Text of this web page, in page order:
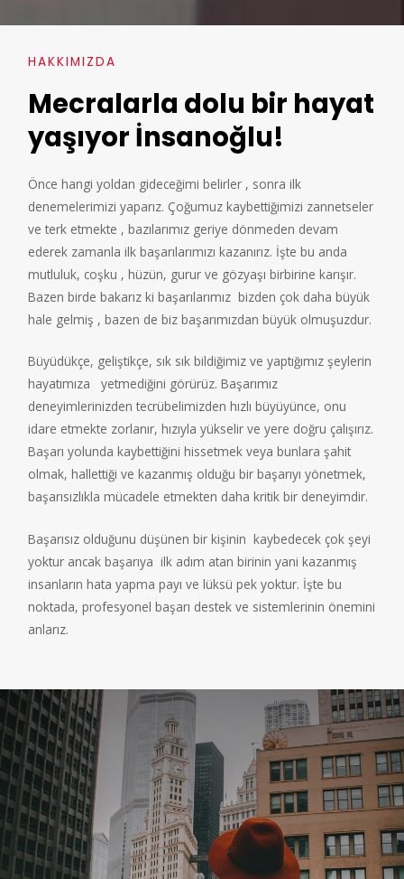
HAKKIMIZDA
Mecralarla dolu bir hayat
yaşıyor İnsanoğlu!
Önce hangi yoldan gideceğimi belirler , sonra ilk
denemelerimizi yaparız. Çoğumuz kaybettiğimizi zannetseler
ve terk etmekte , bazılarımız geriye dönmeden devam
ederek zamanla ilk başarılarımızı kazanırız. İşte bu anda
mutluluk, coşku , hüzün, gurur ve gözyaşı birbirine karışır.
Bazen birde bakarız ki başarılarımız bizden çok daha büyük
hale gelmiş , bazen de biz başarımızdan büyük olmuşuzdur.
Büyüdükçe, geliştikçe, sık sık bildiğimiz ve yaptığımızşeylerin
hayatımıza
yetmediğini görürüz. Başarımız
deneyimlerinizden tecrübelimizdenhızlı büyüyünce, onu
idare etmekte zorlanır, hızıyla yükselir ve yere doğru çalışırız.
Başarı yolunda kaybettiğini hissetmek veya bunlara şahit
olmak, hallettiği ve kazanmış olduğubir başarıyı yönetmek,
başarısızlıkla mücadele etmekten daha kritik bir deneyimdir.
Başarısız olduğunu düşünen bir kişinin kaybedecek çok şeyi
yoktur ancak başarıya ilk adım atan birinin yani kazanmış
insanların hata yapma payı ve lüksü pek yoktur. İşte bu
noktada, profesyonel başarı destek ve sistemlerinin önemini
anlarız.